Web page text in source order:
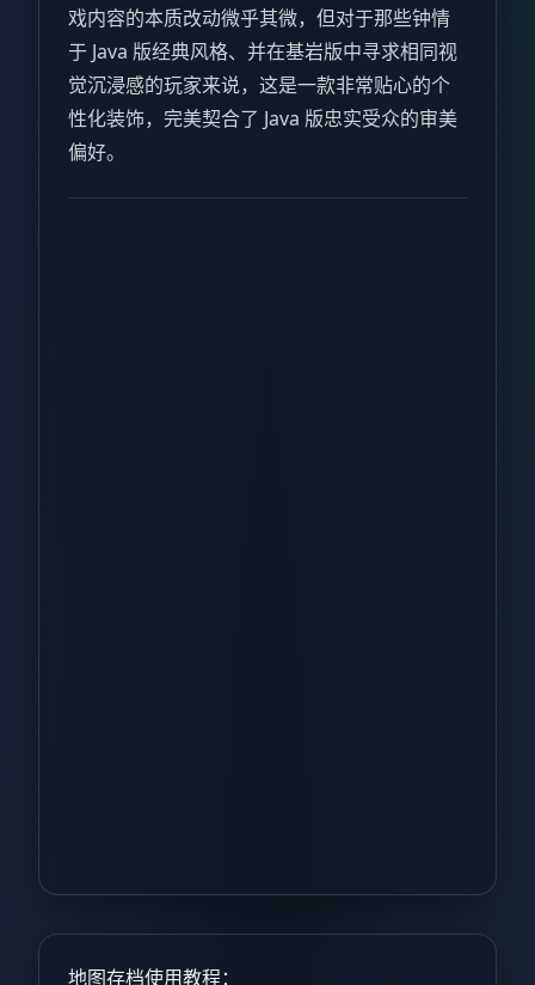
戏内容的本质改动微乎其微，但对于那些钟情
于 Java 版经典风格、并在基岩版中寻求相同视
觉沉浸感的玩家来说，这是一款非常贴心的个
性化装饰，完美契合了 Java 版忠实受众的审美
偏好。
地图存档使用教程：